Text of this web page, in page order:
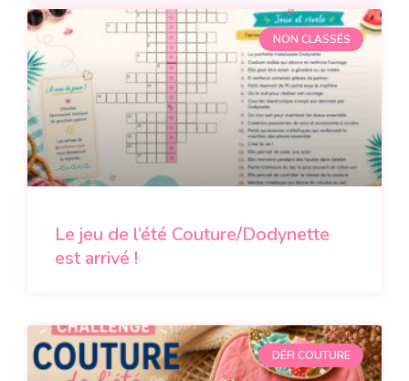
NON CLASSÉS
Le jeu de l’été Couture/Dodynette
est arrivé !
DÉFI COUTURE